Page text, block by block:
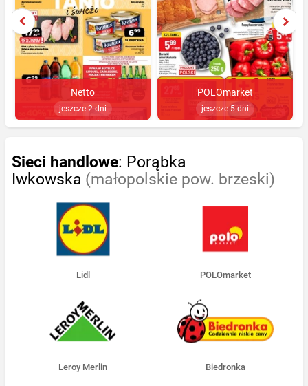
Netto
jeszcze 2 dni
POLOmarket
jeszcze 5 dni
Sieci handlowe: Porąbka
Iwkowska (małopolskie pow. brzeski)
Lidl POLOmarket
Leroy Merlin Biedronka